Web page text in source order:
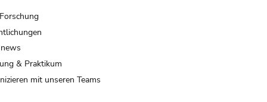
& Praktikum
mit unseren Teams